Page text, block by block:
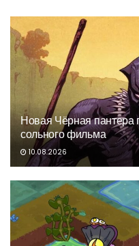
Новая Чёрная пантера
сольного фильма
10.08.2026